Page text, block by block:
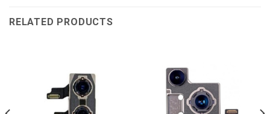
RELATED PRODUCTS